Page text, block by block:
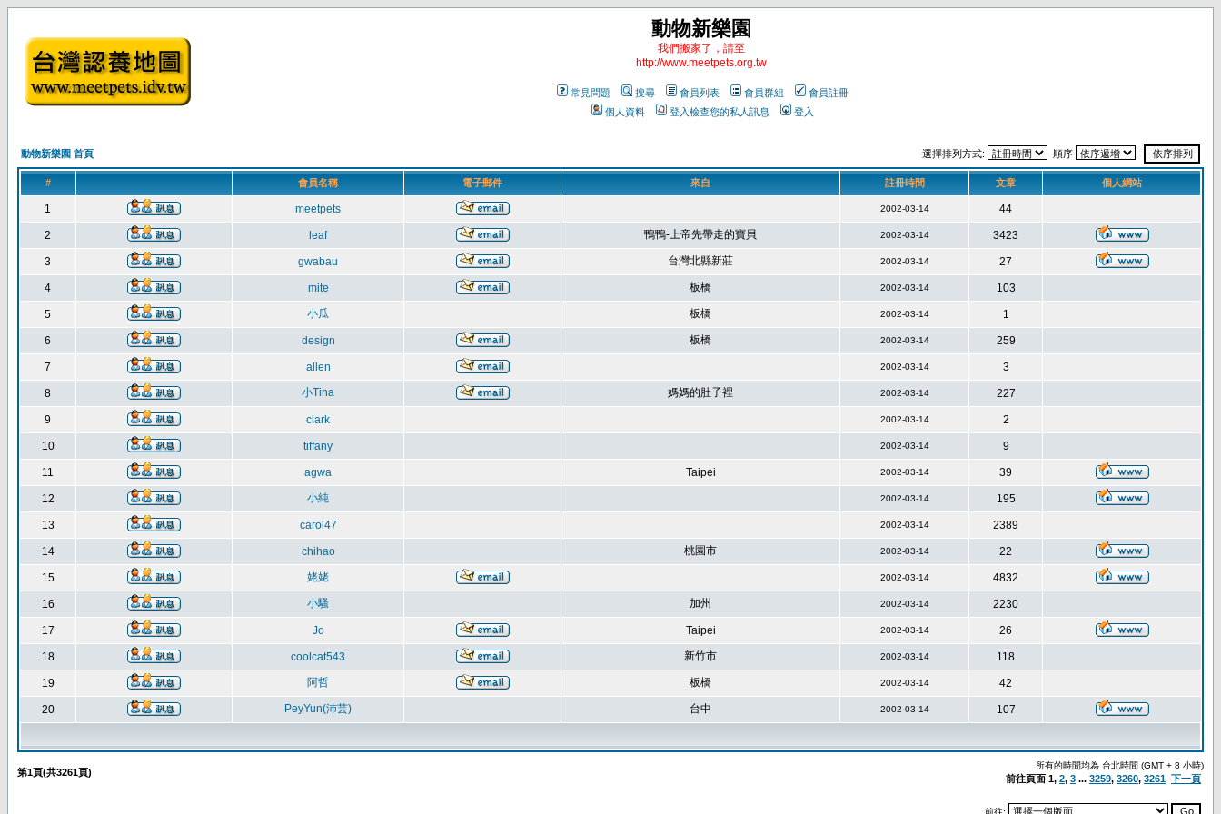
動物新樂園
我們搬家了，請至
http://www.meetpets.org.tw
常見問題 搜尋 會員列表 會員群組
會員註冊
個人資料
登入檢查您的私人訊息 登入
動物新樂園 首頁 選擇排列方式: 順序
# 會員名稱 電子郵件 來自 註冊時間 文章 個人網站
1 meetpets 2002-03-14 44
2 leaf 鴨鴨-上帝先帶走的寶貝 2002-03-14 3423
3 gwabau 台灣北縣新莊 2002-03-14 27
4 mite 板橋 2002-03-14 103
5 小瓜 板橋 2002-03-14 1
6 design 板橋 2002-03-14 259
7 allen 2002-03-14 3
8 小Tina 媽媽的肚子裡 2002-03-14 227
9 clark 2002-03-14 2
10 tiffany 2002-03-14 9
11 agwa Taipei 2002-03-14 39
12 小純 2002-03-14 195
13 carol47 2002-03-14 2389
14 chihao 桃園市 2002-03-14 22
15 姥姥 2002-03-14 4832
16 小騷 加州 2002-03-14 2230
17 Jo Taipei 2002-03-14 26
18 coolcat543 新竹市 2002-03-14 118
19 阿哲 板橋 2002-03-14 42
20 PeyYun(沛芸) 台中 2002-03-14 107
第1頁(共3261頁)
所有的時間均為 台北時間 (GMT + 8 小時)
前往頁面 1, 2, 3 ... 3259, 3260, 3261 下一頁
前往: